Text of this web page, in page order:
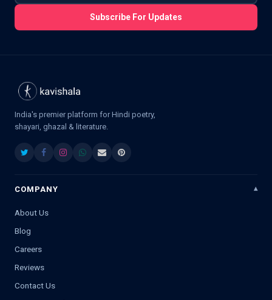
Subscribe For Updates
India's premier platform for Hindi poetry,
shayari, ghazal & literature.
COMPANY
About Us
Blog
Careers
Reviews
Contact Us